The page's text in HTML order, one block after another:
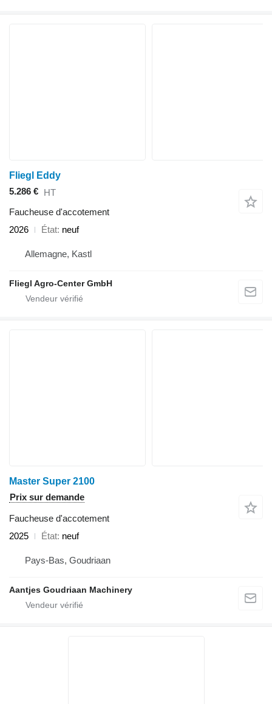
Fliegl Eddy
5.286 € HT
Faucheuse d'accotement
2026
État neuf
Allemagne, Kastl
Fliegl Agro-Center GmbH
Master Super 2100
Prix sur demande
Faucheuse d'accotement
2025
État neuf
Pays-Bas, Goudriaan
Aantjes Goudriaan Machinery